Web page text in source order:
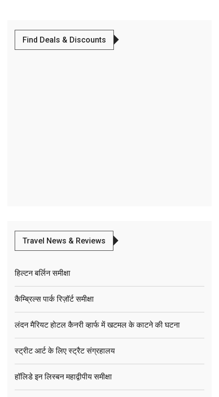
Find Deals & Discounts
Travel News & Reviews
हिल्टन बर्लिन समीक्षा
कैम्ब्रिल्स पार्क रिज़ॉर्ट समीक्षा
लंदन मैरियट होटल कैनरी व्हार्फ में खटमल के काटने की घटना
स्ट्रीट आर्ट के लिए स्ट्रैट संग्रहालय
हॉलिडे इन लिस्बन महाद्वीपीय समीक्षा